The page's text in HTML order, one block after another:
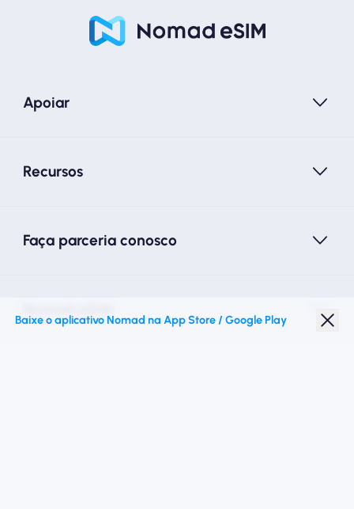
Apoiar
Recursos
Faça parceria conosco
Baixe o aplicativo Nomad na App Store / Google Play